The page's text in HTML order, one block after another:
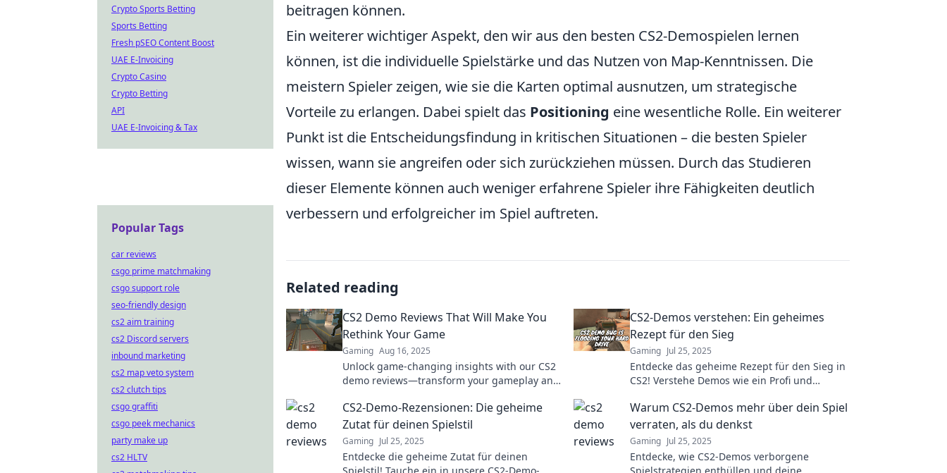
beitragen können.
Ein weiterer wichtiger Aspekt, den wir aus den besten CS2-Demospielen lernen
können, ist die individuelle Spielstärke und das Nutzen von Map-Kenntnissen. Die
meistern Spieler zeigen, wie sie die Karten optimal ausnutzen, um strategische
Vorteile zu erlangen. Dabei spielt das Positioning eine wesentliche Rolle. Ein weiterer
Punkt ist die Entscheidungsfindung in kritischen Situationen – die besten Spieler
wissen, wann sie angreifen oder sich zurückziehen müssen. Durch das Studieren
dieser Elemente können auch weniger erfahrene Spieler ihre Fähigkeiten deutlich
verbessern und erfolgreicher im Spiel auftreten.
Related reading
CS2 Demo Reviews That Will Make You
Rethink Your Game
Gaming Aug 16, 2025
Unlock game-changing insights with our CS2
demo reviews—transform your gameplay and
CS2-Demos verstehen: Ein geheimes
Rezept für den Sieg
Gaming Jul 25, 2025
Entdecke das geheime Rezept für den Sieg in
CS2! Verstehe Demos wie ein Profi und
CS2-Demo-Rezensionen: Die geheime
Zutat für deinen Spielstil
Gaming Jul 25, 2025
Entdecke die geheime Zutat für deinen
Warum CS2-Demos mehr über dein Spiel
verraten, als du denkst
Gaming Jul 25, 2025
Entdecke, wie CS2-Demos verborgene
Crypto Sports Betting
Sports Betting
Fresh pSEO Content Boost
UAE E-Invoicing
Crypto Casino
Crypto Betting
API
UAE E-Invoicing & Tax
Popular Tags
car reviews
csgo prime matchmaking
csgo support role
seo-friendly design
cs2 aim training
cs2 Discord servers
inbound marketing
cs2 map veto system
cs2 clutch tips
csgo graffiti
csgo peek mechanics
party make up
cs2 HLTV